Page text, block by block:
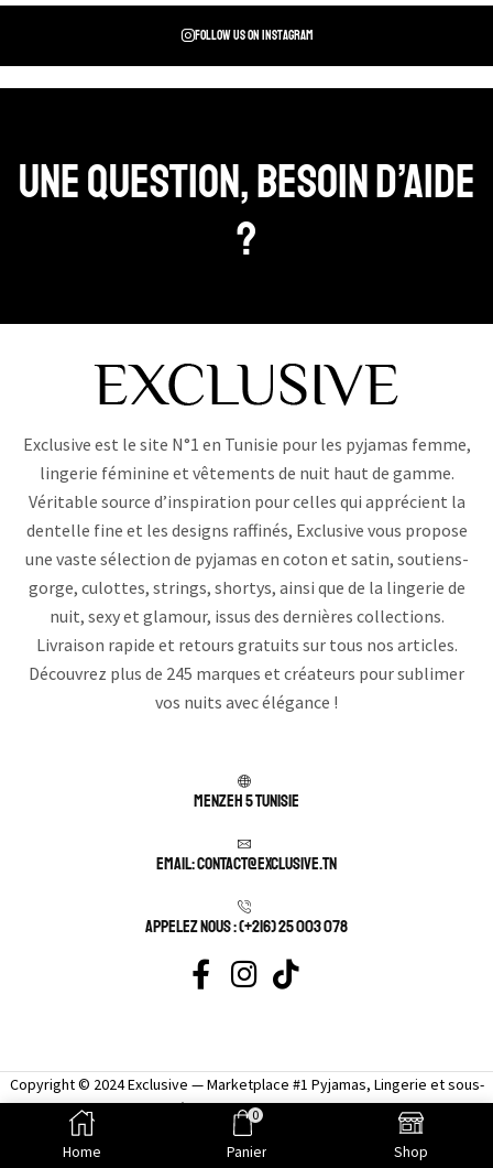
Follow us on instagram
Une question, Besoin d’aide
?
Exclusive est le site N°1 en Tunisie pour les pyjamas femme,
lingerie féminine et vêtements de nuit haut de gamme.
Véritable source d’inspiration pour celles qui apprécient la
dentelle fine et les designs raffinés, Exclusive vous propose
une vaste sélection de pyjamas en coton et satin, soutiens-
gorge, culottes, strings, shortys, ainsi que de la lingerie de
nuit, sexy et glamour, issus des dernières collections.
Livraison rapide et retours gratuits sur tous nos articles.
Découvrez plus de 245 marques et créateurs pour sublimer
vos nuits avec élégance !
Menzeh 5 TUNISIE
Email: contact@exclusive.tn
APPELEZ NOUS : (+216) 25 003 078
Copyright © 2024 Exclusive — Marketplace #1 Pyjamas, Lingerie et sous-
vêtement femme sexy.
Home
0
Panier Shop